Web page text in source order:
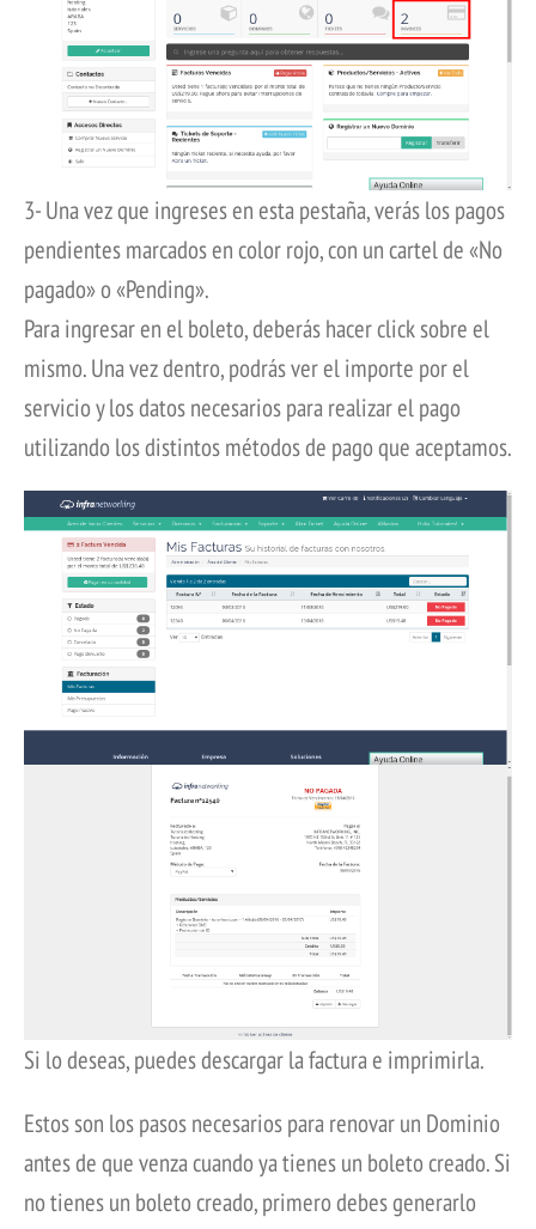
3- Una vez que ingreses en esta pestaña, verás los pagos
pendientes marcados en color rojo, con un cartel de «No
pagado» o «Pending».
Para ingresar en el boleto, deberás hacer click sobre el
mismo. Una vez dentro, podrás ver el importe por el
servicio y los datos necesarios para realizar el pago
utilizando los distintos métodos de pago que aceptamos.
Si lo deseas, puedes descargar la factura e imprimirla.
Estos son los pasos necesarios para renovar un Dominio
antes de que venza cuando ya tienes un boleto creado. Si
no tienes un boleto creado, primero debes generarlo